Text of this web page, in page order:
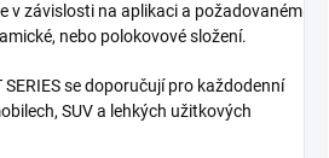
v závislosti na aplikaci a požadovaném
nebo polokovové složení.
SERIES se doporučují pro každodenní
SUV a lehkých užitkových